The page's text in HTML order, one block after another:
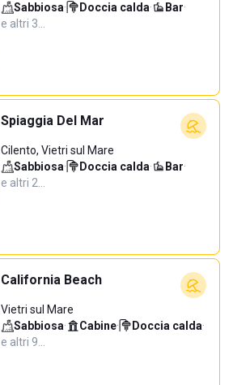
Sabbiosa· Doccia calda· Bar·
e altri 3…
Spiaggia Del Mar
Cilento, Vietri sul Mare
Sabbiosa· Doccia calda· Bar·
e altri 2…
California Beach
Vietri sul Mare
Sabbiosa· Cabine· Doccia calda·
e altri 9…